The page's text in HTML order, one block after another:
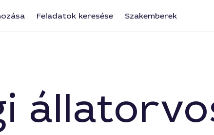
Feladatok keresése Szakemberek